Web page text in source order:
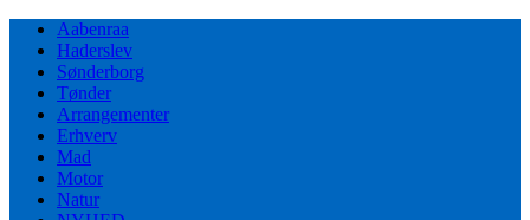
Aabenraa
Haderslev
Sønderborg
Tønder
Arrangementer
Erhverv
Mad
Motor
Natur